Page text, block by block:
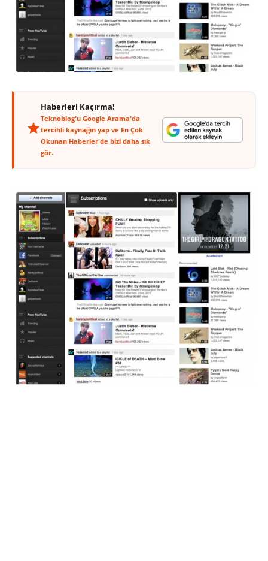
Haberleri Kaçırma!
Teknoblog'u Google Arama'da
tercihli kaynağın yap ve En Çok
Okunan Haberler'de bizi daha sık
gör.